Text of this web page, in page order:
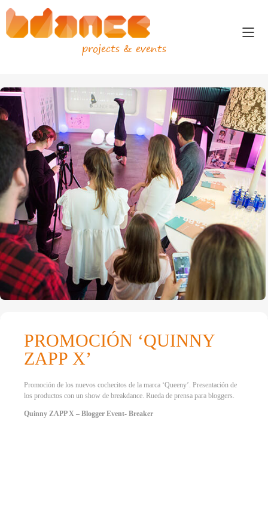
projects & events
PROMOCIÓN ‘QUINNY
ZAPP X’
Promoción de los nuevos cochecitos de la marca ‘Queeny’. Presentación de
los productos con un show de breakdance. Rueda de prensa para bloggers.
Quinny ZAPP X – Blogger Event- Breaker